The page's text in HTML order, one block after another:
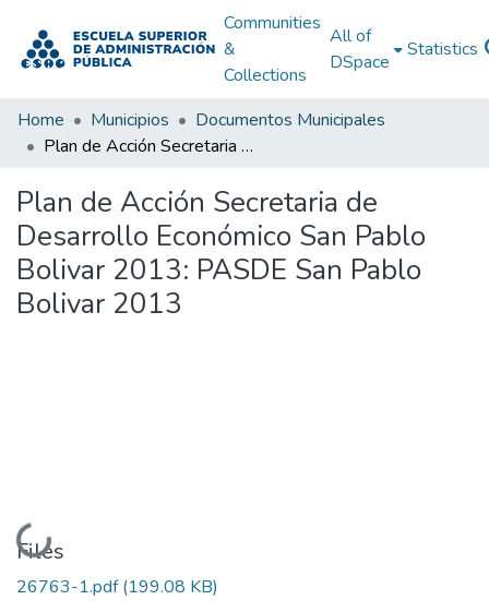
Communities
&
Collections
All of
DSpace
Statistics
Home Municipios
Documentos Municipales
Plan de Acción Secretaria de Desarrollo Económico San Pablo Bolivar 2013: PASDE San Pablo Bolivar 2013
Plan de Acción Secretaria de
Desarrollo Económico San Pablo
Bolivar 2013: PASDE San Pablo
Bolivar 2013
Loading...
Files
26763-1.pdf(199.08 KB)